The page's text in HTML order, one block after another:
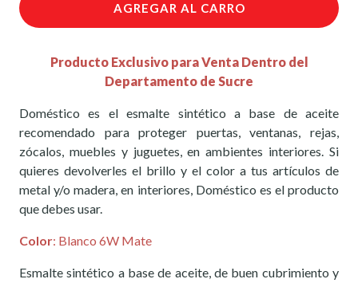
AGREGAR AL CARRO
Producto Exclusivo para Venta Dentro del
Departamento de Sucre
Doméstico es el esmalte sintético a base de aceite
recomendado para proteger puertas, ventanas, rejas,
zócalos, muebles y juguetes, en ambientes interiores. Si
quieres devolverles el brillo y el color a tus artículos de
metal y/o madera, en interiores, Doméstico es el producto
que debes usar.
Color: Blanco 6W Mate
Esmalte sintético a base de aceite, de buen cubrimiento y